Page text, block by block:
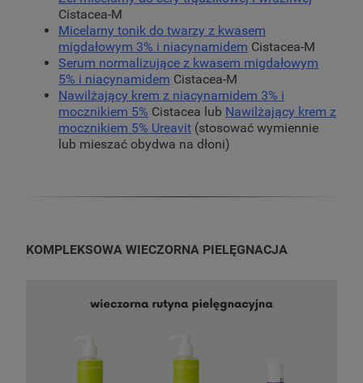
Cistacea-M
Micelarny tonik do twarzy z kwasem
migdałowym 3% i niacynamidem Cistacea-M
Serum normalizujące z kwasem migdałowym
5% i niacynamidem Cistacea-M
Nawilżający krem z niacynamidem 3% i
mocznikiem 5% Cistacea lub Nawilżający krem z
mocznikiem 5% Ureavit (stosować wymiennie
lub mieszać obydwa na dłoni)
KOMPLEKSOWA WIECZORNA PIELĘGNACJA